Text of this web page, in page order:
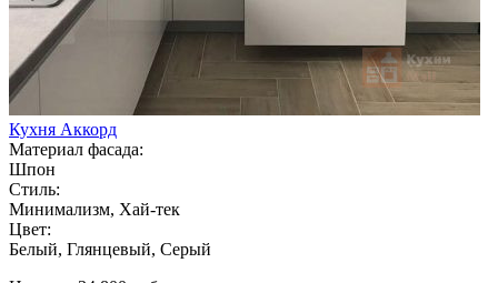
Кухня Аккорд
Материал фасада:
Шпон
Стиль:
Минимализм, Хай-тек
Цвет:
Белый, Глянцевый, Серый